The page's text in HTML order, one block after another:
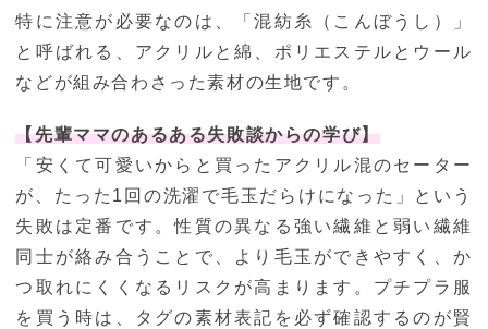
特に注意が必要なのは、「混紡糸（こんぼうし）」
と呼ばれる、アクリルと綿、ポリエステルとウール
などが組み合わさった素材の生地です。
【先輩ママのあるある失敗談からの学び】
「安くて可愛いからと買ったアクリル混のセーター
が、たった1回の洗濯で毛玉だらけになった」という
失敗は定番です。性質の異なる強い繊維と弱い繊維
同士が絡み合うことで、より毛玉ができやすく、か
つ取れにくくなるリスクが高まります。プチプラ服
を買う時は、タグの素材表記を必ず確認するのが賢